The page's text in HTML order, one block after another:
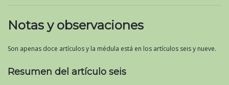
Notas y observaciones
Son apenas doce artículos y la médula está en los artículos seis y nueve.
Resumen del artículo seis